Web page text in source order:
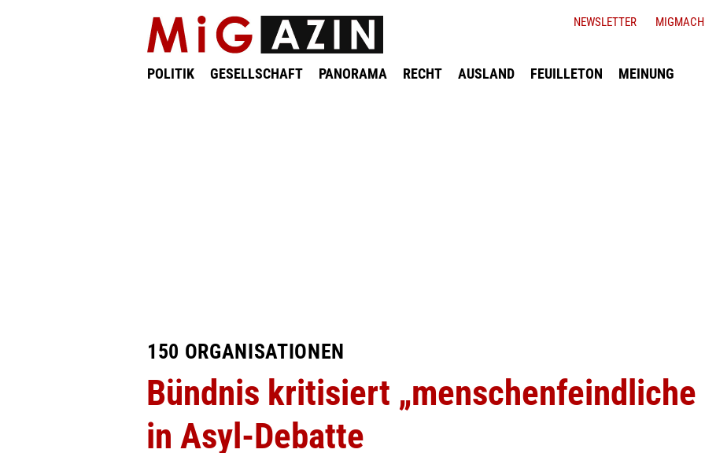
POLITIK GESELLSCHAFT PANORAMA RECHT AUSLAND FEUILLETON MEINUNG
NEWSLETTER
150 ORGANISATIONEN
Bündnis kritisiert „menschenfeindliche
in Asyl-Debatte